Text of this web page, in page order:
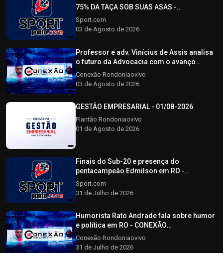
75% DA TAÇA SOB SUAS ASAS -
SPORTPONTO.COM - 03/08/2026
Sport.com
03 de Agosto de 2026
Professor e adv. Vinícius de Assis analisa
o futuro da Advocacia com o avanço
tecnológico - CONEXÃO RONDONIAOVIVO -
03/08/2026
Conexão Rondoniaovivo
03 de Agosto de 2026
GESTÃO EMPRESARIAL - 01/08-2026
Plantão Rondoniaovivo
01 de Agosto de 2026
Finais do Sub-20 e presença do
pentacampeão Edmilson em RO -
SPORTPONTO.COM - 31/07/2026
Sport.com
31 de Julho de 2026
Humorista Rato Andrade fala sobre humor
e política em RO - CONEXÃO
RONDONIAOVIVO - 31/07/2026
Conexão Rondoniaovivo
31 de Julho de 2026